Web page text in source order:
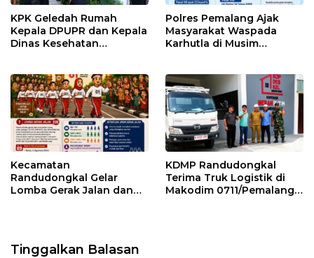
KPK Geledah Rumah
Kepala DPUPR dan Kepala
Dinas Kesehatan
Polres Pemalang Ajak
Masyarakat Waspada
Karhutla di Musim
Kecamatan
Randudongkal Gelar
Lomba Gerak Jalan dan
KDMP Randudongkal
Terima Truk Logistik di
Makodim 0711/Pemalang
Tinggalkan Balasan